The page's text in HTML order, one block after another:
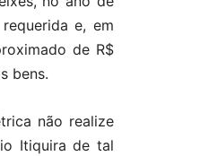
e, em
de R$
bens.
não realize
Itiquira de tal